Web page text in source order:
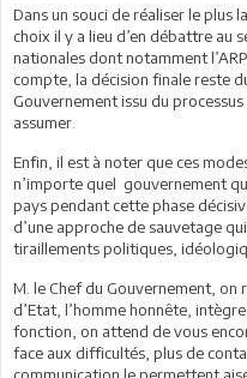
Dans un souci de réaliser le plus
choix il y a lieu d’en débattre au
nationales dont notamment
compte, la décision finale reste
Gouvernement issu du
assumer.
Enfin, il est à noter que ces
n’importe quel gouvernement
pays pendant cette phase
d’une approche de sauvetage
tiraillements politiques,
M. le Chef du Gouvernement, on
d’Etat, l’homme honnête,
fonction, on attend de vous
face aux difficultés, plus de